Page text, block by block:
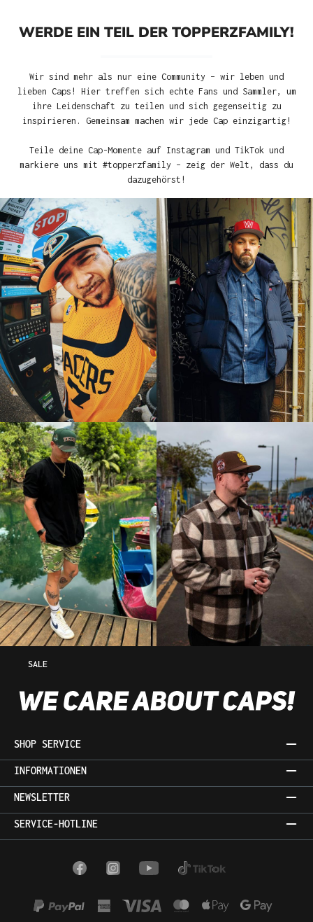
WERDE EIN TEIL DER TOPPERZFAMILY!
Wir sind mehr als nur eine Community – wir leben und
lieben Caps! Hier treffen sich echte Fans und Sammler, um
ihre Leidenschaft zu teilen und sich gegenseitig zu
inspirieren. Gemeinsam machen wir jede Cap einzigartig!
Teile deine Cap-Momente auf Instagram und TikTok und
markiere uns mit #topperzfamily – zeig der Welt, dass du
dazugehörst!
SALE
SHOP SERVICE
INFORMATIONEN
NEWSLETTER
SERVICE-HOTLINE